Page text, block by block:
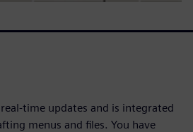
time updates and is integrated
menus and files. You have